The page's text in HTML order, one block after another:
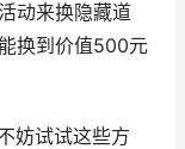
动来换隐藏道
换到价值500元
妨试试这些方